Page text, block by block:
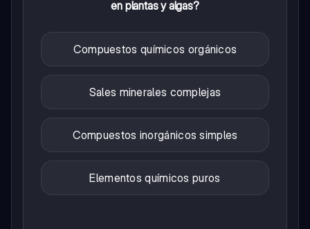
en plantas y algas?
Compuestos químicos orgánicos
Sales minerales complejas
Compuestos inorgánicos simples
Elementos químicos puros